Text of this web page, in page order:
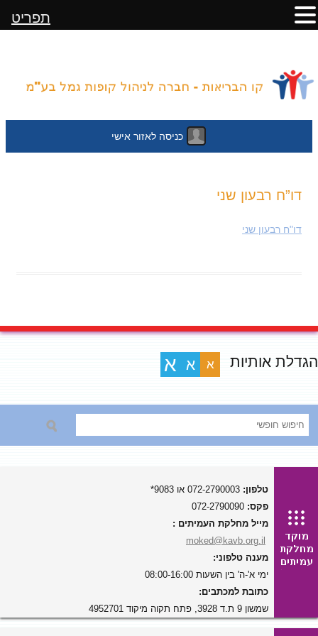
כניסה לאזור אישי
דו”ח רבעון שני
דו"ח רבעון שני
הגדלת אותיות א א א
טלפון:
פקס:
מייל מחלקת העמיתים :
moked@kavb.org.il
מענה טלפוני:
ימי א'-ה' בין השעות 08:00-16:00
כתובת למכתבים:
שמשון 9 ת.ד 3928, פתח תקוה מיקוד 4952701
תפריט